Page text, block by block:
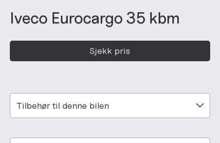
Iveco Eurocargo 35 kbm
Sjekk pris
Tilbehør til denne bilen